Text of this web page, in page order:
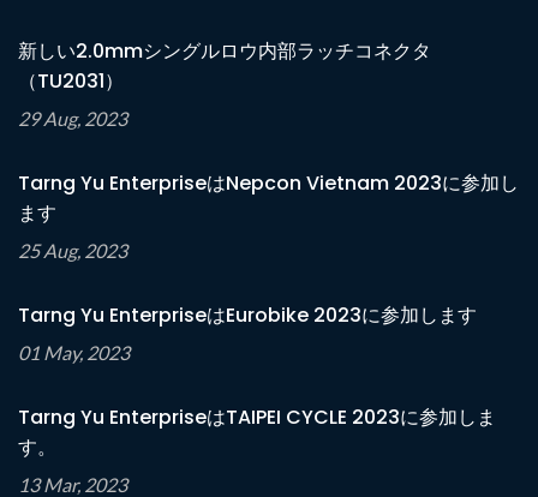
新しい2.0mmシングルロウ内部ラッチコネクタ
（TU2031）
29 Aug, 2023
Tarng Yu EnterpriseはNepcon Vietnam 2023に参加し
ます
25 Aug, 2023
Tarng Yu EnterpriseはEurobike 2023に参加します
01 May, 2023
Tarng Yu EnterpriseはTAIPEI CYCLE 2023に参加しま
す。
13 Mar, 2023